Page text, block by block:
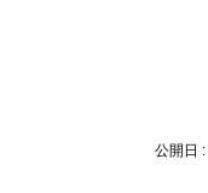
公開日 :